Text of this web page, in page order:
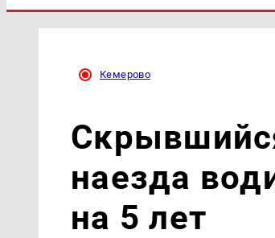
Кемерово
наезда
на 5 лет